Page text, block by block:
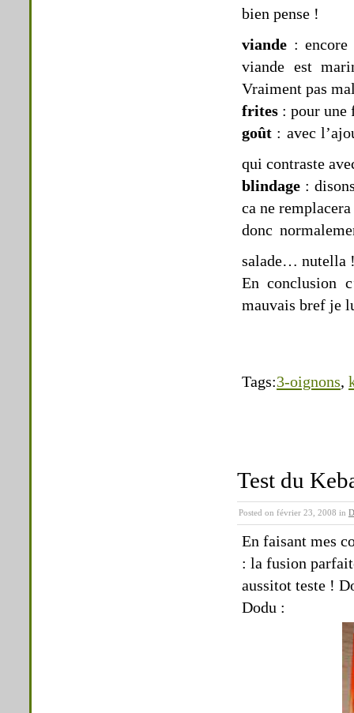
bien pense !
viande :
viande est
Vraiment pas
frites : pour une
goût : avec
qui contraste
blindage :
ca ne
donc
salade… nutella
En conclusion
mauvais bref je
Tags:3-oignons,
Test du
Posted on février 23, 2008 in
En faisant mes
: la fusion
aussitot teste !
Dodu :